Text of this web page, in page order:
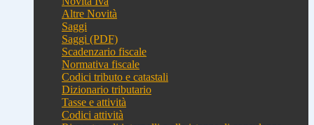
Altre Novità
Saggi
Saggi (PDF)
Scadenzario fiscale
Normativa fiscale
Codici tributo e catastali
Dizionario tributario
Tasse e attività
Codici attività